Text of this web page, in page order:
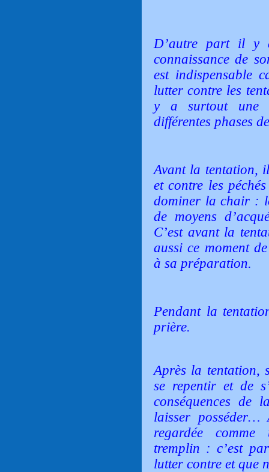
D’autre part il y
connaissance de
est indispensable
lutter contre les
y a surtout une
différentes phases
Avant la tentation,
et contre les
dominer la chair :
de moyens
C’est avant la
aussi ce moment
à sa préparation.
Pendant la
prière.
Après la tentation,
se repentir et de
conséquences de
laisser
regardée
tremplin : c’est
lutter contre et que